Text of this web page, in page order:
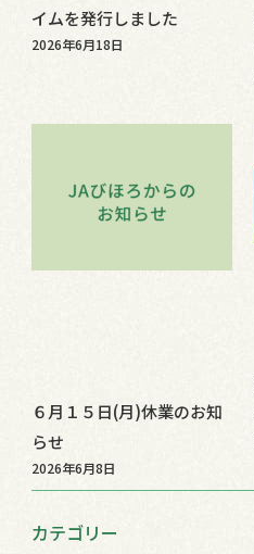
カテゴリー
イムを発行しました
2026年6月18日
６月１５日(月)休業のお知
らせ
2026年6月8日